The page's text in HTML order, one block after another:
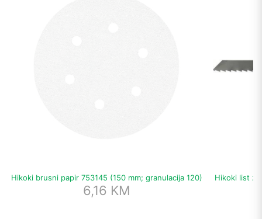
Hikoki brusni papir 753145 (150 mm; granulacija 120)
6,16 KM
Hikoki list